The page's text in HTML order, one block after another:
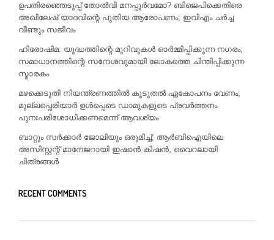
ഉപതിരഞ്ഞെടുപ്പ് തോൽവി മനപ്പൂർവമോ? ബിജെപിക്കെതിരെ
അഖിലേഷ് യാദവിന്റെ പുതിയ ആരോപണം; ഇവിഎം ചർച്ച
വീണ്ടും സജീവം
ഹിരോഷിമ: യുദ്ധത്തിന്റെ മുറിവുകൾ ഓർമ്മിപ്പിക്കുന്ന നഗരം;
സമാധാനത്തിന്റെ സന്ദേശവുമായി ലോകത്തെ ചിന്തിപ്പിക്കുന്ന
സ്മാരകം
മഴക്കെടുതി നിയന്ത്രണത്തിൽ കൂടുതൽ ഏകോപനം വേണം;
മുല്ലപ്പെരിയാർ ഉൾപ്പെടെ ഡാമുകളുടെ പ്രവർത്തനം
പുനഃപരിശോധിക്കണമെന്ന് ആവശ്യം
ബാറ്റും സർക്കാർ ജോലിയും ഒരുമിച്ച്; ആർബിഐയിലെ
അസിസ്റ്റന്റ് മാനേജറായി ഇഷാൻ കിഷൻ, വൈറലായി
ചിത്രങ്ങൾ
RECENT COMMENTS